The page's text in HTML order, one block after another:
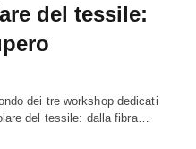
del tessile:
dei tre workshop dedicati
del tessile: dalla fibra…